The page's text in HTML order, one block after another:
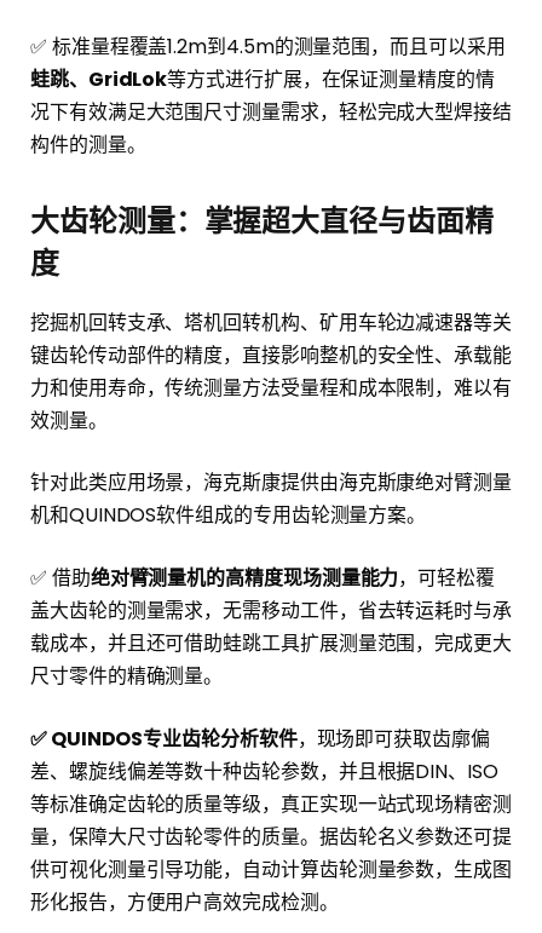
✅ 标准量程覆盖1.2m到4.5m的测量范围，而且可以采用
蛙跳、GridLok等方式进行扩展，在保证测量精度的情
况下有效满足大范围尺寸测量需求，轻松完成大型焊接结
构件的测量。
大齿轮测量：掌握超大直径与齿面精
度
挖掘机回转支承、塔机回转机构、矿用车轮边减速器等关
键齿轮传动部件的精度，直接影响整机的安全性、承载能
力和使用寿命，传统测量方法受量程和成本限制，难以有
效测量。
针对此类应用场景，海克斯康提供由海克斯康绝对臂测量
机和QUINDOS软件组成的专用齿轮测量方案。
✅ 借助绝对臂测量机的高精度现场测量能力，可轻松覆
盖大齿轮的测量需求，无需移动工件，省去转运耗时与承
载成本，并且还可借助蛙跳工具扩展测量范围，完成更大
尺寸零件的精确测量。
✅ QUINDOS专业齿轮分析软件，现场即可获取齿廓偏
差、螺旋线偏差等数十种齿轮参数，并且根据DIN、ISO
等标准确定齿轮的质量等级，真正实现一站式现场精密测
量，保障大尺寸齿轮零件的质量。据齿轮名义参数还可提
供可视化测量引导功能，自动计算齿轮测量参数，生成图
形化报告，方便用户高效完成检测。